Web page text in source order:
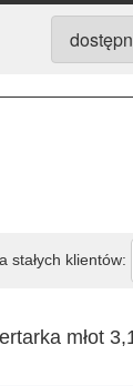
stałych klientów:
młot